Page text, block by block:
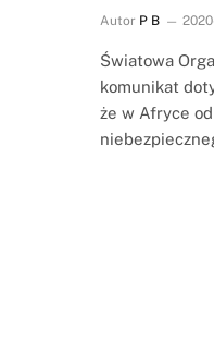
Autor P B
Światowa
komunikat
że w Afryce